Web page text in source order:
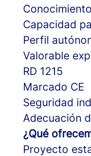
Capacidad
Perfil
Valorable
RD 1215
Marcado CE
Seguridad
Adecuación
¿Qué
Proyecto